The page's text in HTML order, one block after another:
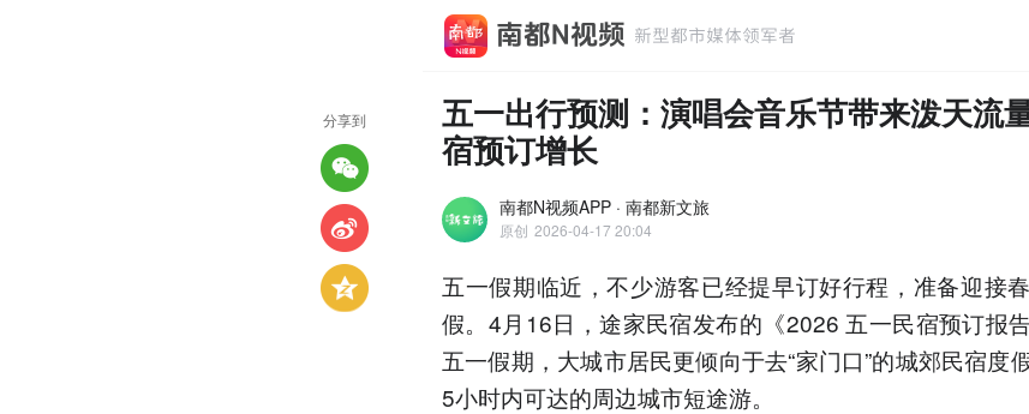
五一出行预测：演唱会音乐节带来泼天流
宿预订增长
南都N视频APP · 南都新文旅
原创 2026-04-17 20:04
五一假期临近，不少游客已经提早订好行程，准备迎接
假。4月16日，途家民宿发布的《2026 五一民宿预订报
五一假期，大城市居民更倾向于去“家门口”的城郊民宿度
5小时内可达的周边城市短途游。
分享到